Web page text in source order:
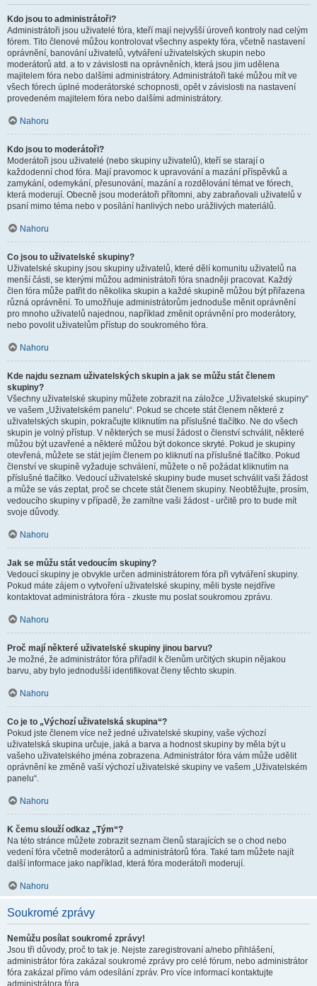
Kdo jsou to administrátoři?
Administrátoři jsou uživatelé fóra, kteří mají nejvyšší úroveň kontroly nad celým
fórem. Tito členové můžou kontrolovat všechny aspekty fóra, včetně nastavení
oprávnění, banování uživatelů, vytváření uživatelských skupin nebo
moderátorů atd. a to v závislosti na oprávněních, která jsou jim udělena
majitelem fóra nebo dalšími administrátory. Administrátoři také můžou mít ve
všech fórech úplné moderátorské schopnosti, opět v závislosti na nastavení
provedeném majitelem fóra nebo dalšími administrátory.
Nahoru
Kdo jsou to moderátoři?
Moderátoři jsou uživatelé (nebo skupiny uživatelů), kteří se starají o
každodenní chod fóra. Mají pravomoc k upravování a mazání příspěvků a
zamykání, odemykání, přesunování, mazání a rozdělování témat ve fórech,
která moderují. Obecně jsou moderátoři přítomni, aby zabraňovali uživatelů v
psaní mimo téma nebo v posílání hanlivých nebo urážlivých materiálů.
Nahoru
Co jsou to uživatelské skupiny?
Uživatelské skupiny jsou skupiny uživatelů, které dělí komunitu uživatelů na
menší části, se kterými můžou administrátoři fóra snadněji pracovat. Každý
člen fóra může patřit do několika skupin a každé skupině můžou být přiřazena
různá oprávnění. To umožňuje administrátorům jednoduše měnit oprávnění
pro mnoho uživatelů najednou, například změnit oprávnění pro moderátory,
nebo povolit uživatelům přístup do soukromého fóra.
Nahoru
Kde najdu seznam uživatelských skupin a jak se můžu stát členem
skupiny?
Všechny uživatelské skupiny můžete zobrazit na záložce „Uživatelské skupiny“
ve vašem „Uživatelském panelu“. Pokud se chcete stát členem některé z
uživatelských skupin, pokračujte kliknutím na příslušné tlačítko. Ne do všech
skupin je volný přístup. V některých se musí žádost o členství schválit, některé
můžou být uzavřené a některé můžou být dokonce skryté. Pokud je skupiny
otevřená, můžete se stát jejím členem po kliknutí na příslušné tlačítko. Pokud
členství ve skupině vyžaduje schválení, můžete o ně požádat kliknutím na
příslušné tlačítko. Vedoucí uživatelské skupiny bude muset schválit vaši žádost
a může se vás zeptat, proč se chcete stát členem skupiny. Neobtěžujte, prosím,
vedoucího skupiny v případě, že zamítne vaši žádost - určitě pro to bude mít
svoje důvody.
Nahoru
Jak se můžu stát vedoucím skupiny?
Vedoucí skupiny je obvykle určen administrátorem fóra při vytváření skupiny.
Pokud máte zájem o vytvoření uživatelské skupiny, měli byste nejdříve
kontaktovat administrátora fóra - zkuste mu poslat soukromou zprávu.
Nahoru
Proč mají některé uživatelské skupiny jinou barvu?
Je možné, že administrátor fóra přiřadil k členům určitých skupin nějakou
barvu, aby bylo jednodušší identifikovat členy těchto skupin.
Nahoru
Co je to „Výchozí uživatelská skupina“?
Pokud jste členem více než jedné uživatelské skupiny, vaše výchozí
uživatelská skupina určuje, jaká a barva a hodnost skupiny by měla být u
vašeho uživatelského jména zobrazena. Administrátor fóra vám může udělit
oprávnění ke změně vaší výchozí uživatelské skupiny ve vašem „Uživatelském
panelu“.
Nahoru
K čemu slouží odkaz „Tým“?
Na této stránce můžete zobrazit seznam členů starajících se o chod nebo
vedení fóra včetně moderátorů a administrátorů fóra. Také tam můžete najít
další informace jako například, která fóra moderátoři moderují.
Nahoru
Soukromé zprávy
Nemůžu posílat soukromé zprávy!
Jsou tři důvody, proč to tak je. Nejste zaregistrovaní a/nebo přihlášení,
administrátor fóra zakázal soukromé zprávy pro celé fórum, nebo administrátor
fóra zakázal přímo vám odesílání zpráv. Pro více informací kontaktujte
administrátora fóra.